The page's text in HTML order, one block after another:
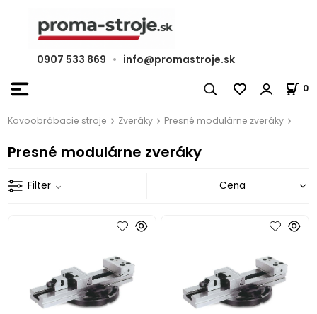
0907 533 869 • info@promastroje.sk
0
Kovoobrábacie stroje Zveráky Presné modulárne zveráky
Presné modulárne zveráky
Filter